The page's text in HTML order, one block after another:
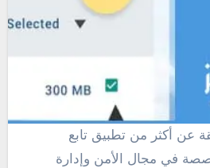
في مجال الأمن وإدارة